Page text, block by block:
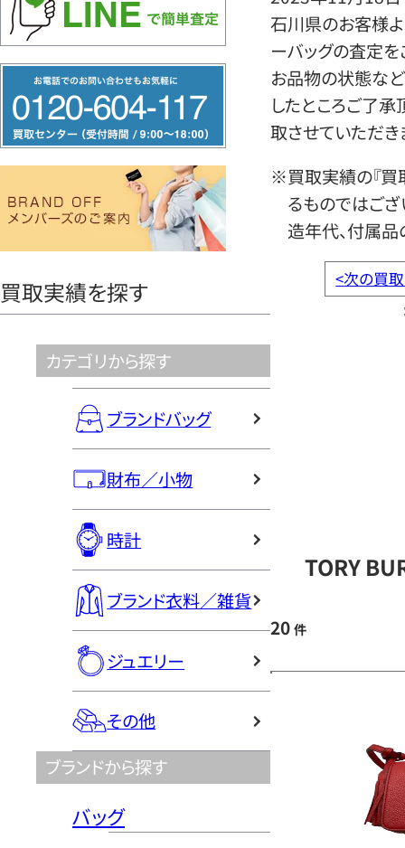
リ
ー
ヤ
買取実績を探す
カテゴリから探す
ブランドバッグ
財布／小物
時計
ブランド衣料／雑貨
ジュエリー
その他
ブランドから探す
バッグ
石川県のお客様よ
ーバッグの査定を
お品物の状態など
したところご了
取させていただき
※買取実績の『買
るものではござ
造年代、付属品
<次の買
TORY
20 件